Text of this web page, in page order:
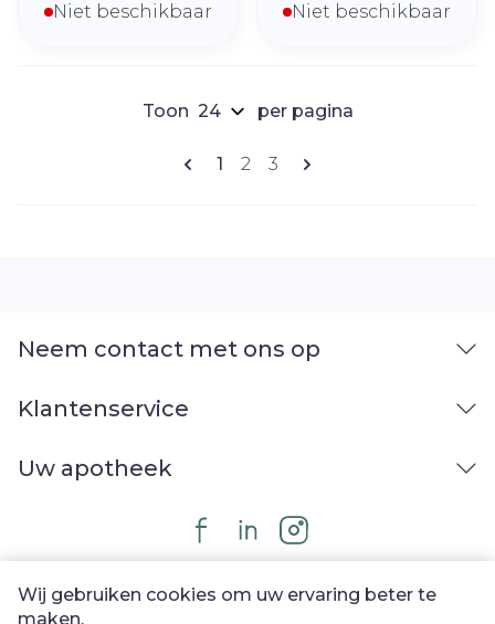
Wij gebruiken cookies om uw ervaring beter te
maken.
Niet beschikbaar Niet beschikbaar
Pagina's
U lees momenteel pagina
1 Pagina
2 Pagina
3
Toon per pagina
Neem contact met ons op
Klantenservice
Uw apotheek